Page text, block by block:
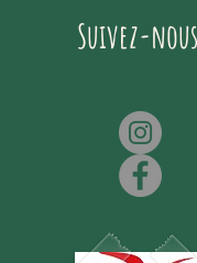
Suivez-nous